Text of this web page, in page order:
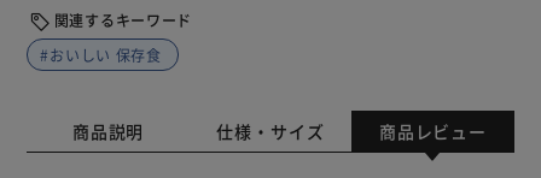
関連するキーワード
#おいしい 保存食
商品説明 仕様・サイズ 商品レビュー